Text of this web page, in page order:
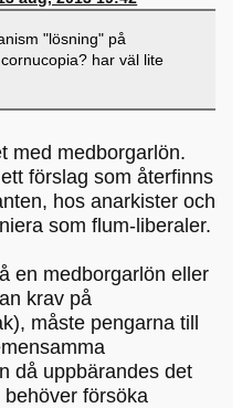
"lösning" på
har väl lite
med medborgarlön.
förslag som återfinns
hos anarkister och
som flum-liberaler.
en medborgarlön eller
krav på
måste pengarna till
då uppbärandes det
försöka